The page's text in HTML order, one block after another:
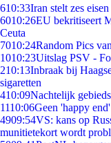
610:33Iran stelt zes
6010:26EU bekritiseert
Ceuta
7010:24Random Pics
1010:23Uitslag PSV -
210:13Inbraak bij
sigaretten
410:09Nachtelijk
1110:06Geen 'happy
4909:54VS: kans op
munitietekort wordt